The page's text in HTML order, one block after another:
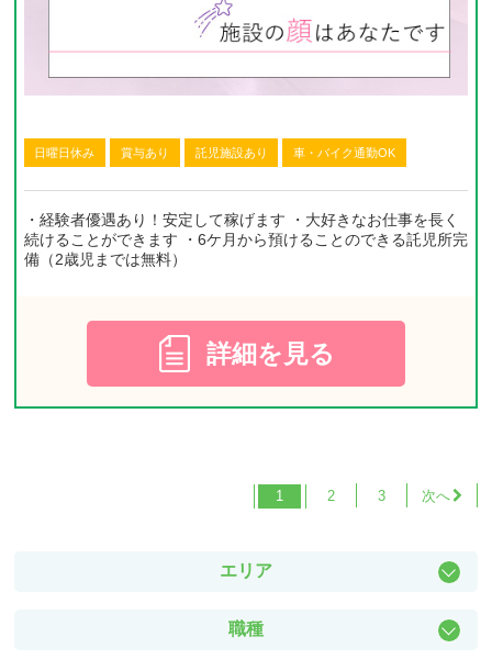
日曜日休み 賞与あり 託児施設あり 車・バイク通勤OK
・経験者優遇あり！安定して稼げます ・大好きなお仕事を長く
続けることができます ・6ケ月から預けることのできる託児所完
備（2歳児までは無料）
詳細を見る
1 2 3
エリア
職種